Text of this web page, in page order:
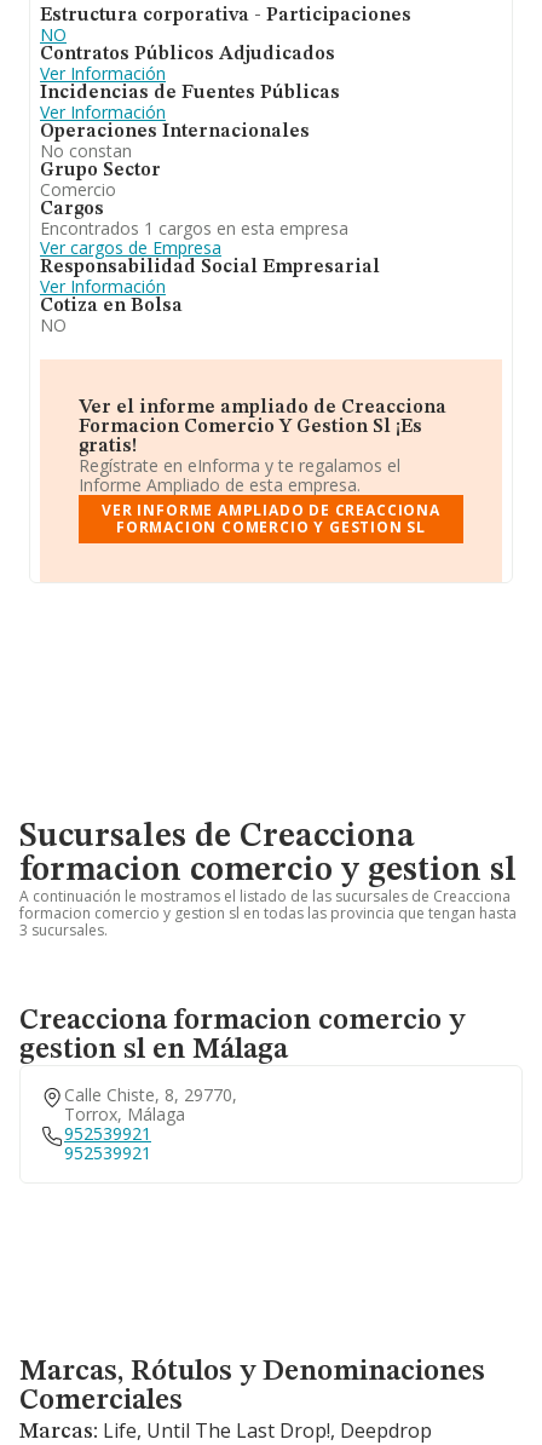
Estructura corporativa - Participaciones
NO
Contratos Públicos Adjudicados
Ver Información
Incidencias de Fuentes Públicas
Ver Información
Operaciones Internacionales
No constan
Grupo Sector
Comercio
Cargos
Encontrados 1 cargos en esta empresa
Ver cargos de Empresa
Responsabilidad Social Empresarial
Ver Información
Cotiza en Bolsa
NO
Ver el informe ampliado de Creacciona
Formacion Comercio Y Gestion Sl ¡Es
gratis!
Regístrate en eInforma y te regalamos el
Informe Ampliado de esta empresa.
VER INFORME AMPLIADO DE CREACCIONA
FORMACION COMERCIO Y GESTION SL
Sucursales de Creacciona
formacion comercio y gestion sl
A continuación le mostramos el listado de las sucursales de Creacciona
formacion comercio y gestion sl en todas las provincia que tengan hasta
3 sucursales.
Creacciona formacion comercio y
gestion sl en Málaga
Calle Chiste, 8, 29770,
Torrox, Málaga
952539921
952539921
Marcas, Rótulos y Denominaciones Comerciales
Marcas, Rótulos y Denominaciones
Comerciales
Marcas: Life, Until The Last Drop!, Deepdrop